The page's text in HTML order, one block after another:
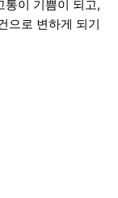
통이 기쁨이 되고,
으로 변하게 되기